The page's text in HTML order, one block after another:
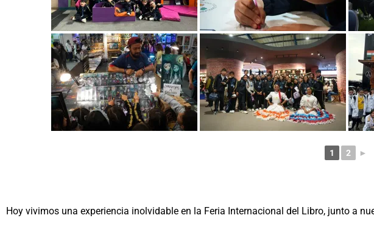
1 2 ►
Hoy vivimos una experiencia inolvidable en la Feria Internacional del Libro, junto a